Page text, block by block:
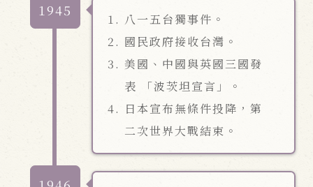
1945
八一五台獨事件。
國民政府接收台灣。
美國、中國與英國三國發
表 「波茨坦宣言」。
日本宣布無條件投降，第
二次世界大戰結束。